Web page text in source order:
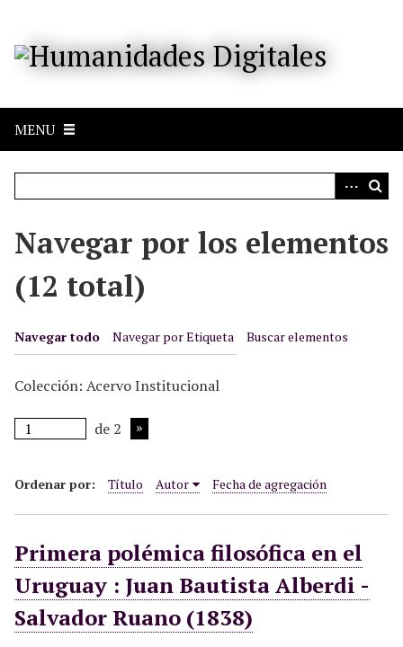
MENU
Navegar por los elementos
(12 total)
Navegar todo Navegar por Etiqueta Buscar elementos
Colección: Acervo Institucional
de 2
Ordenar por: Título Autor Fecha de agregación
Primera polémica filosófica en el
Uruguay : Juan Bautista Alberdi -
Salvador Ruano (1838)